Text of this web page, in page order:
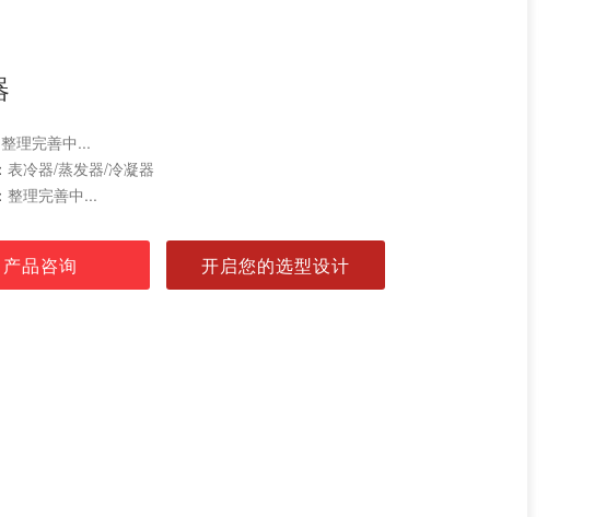
整理完善中...
表冷器/蒸发器/冷凝器
整理完善中...
产品咨询 开启您的选型设计